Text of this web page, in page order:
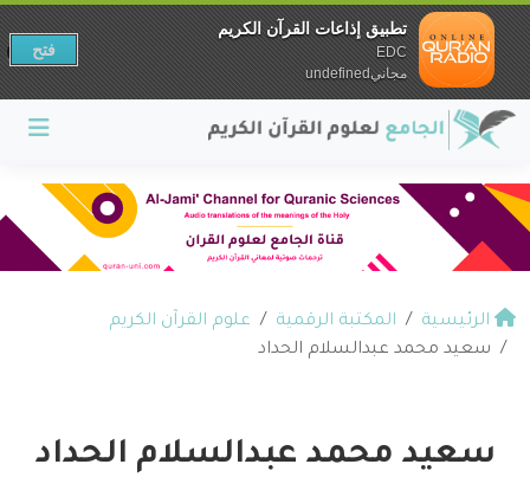
الرئيسية المكتبة الرقمية
علوم القرآن الكريم
سعيد محمد عبدالسلام الحداد
سعيد محمد عبدالسلام الحداد
تطبيق إذاعات القرآن الكريم
EDC
مجانيundefined
فتح